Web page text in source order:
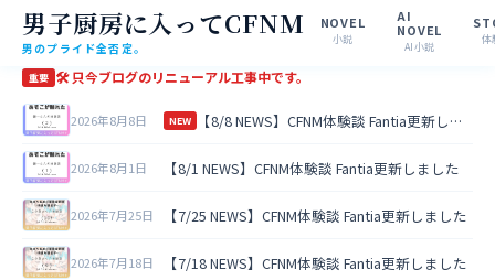
男子厨房に入ってCFNM
男のプライド全否定。
NOVEL
小説
AI
NOVEL
AI小説 体
重要 🛠 只今ブログのリニューアル工事中です。
2026年8月8日 NEW 【8/8 NEWS】CFNM体験談 Fantia更新しました
2026年8月1日 【8/1 NEWS】CFNM体験談 Fantia更新しました
2026年7月25日 【7/25 NEWS】CFNM体験談 Fantia更新しました
2026年7月18日 【7/18 NEWS】CFNM体験談 Fantia更新しました